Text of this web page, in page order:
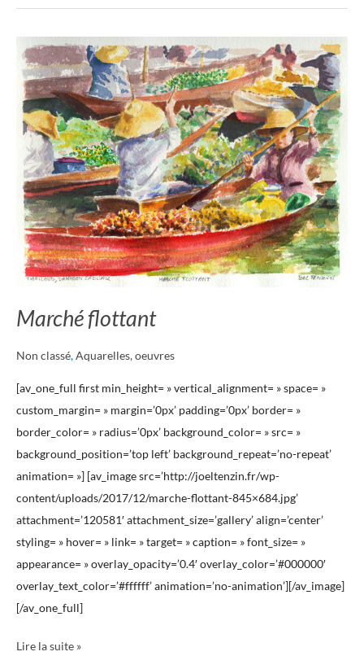
Marché flottant
Non classé,Aquarelles,oeuvres
[av_one_full first min_height= » vertical_alignment= » space= »
custom_margin= » margin=’0px’ padding=’0px’ border= »
border_color= » radius=’0px’ background_color= » src= »
background_position=’top left’ background_repeat=’no-repeat’
animation= »] [av_image src=’http://joeltenzin.fr/wp-
content/uploads/2017/12/marche-flottant-845×684.jpg’
attachment=’120581′ attachment_size=’gallery’ align=’center’
styling= » hover= » link= » target= » caption= » font_size= »
appearance= » overlay_opacity=’0.4′ overlay_color=’#000000′
overlay_text_color=’#ffffff’ animation=’no-animation’][/av_image]
[/av_one_full]
Marché
flottant
Lire la suite »